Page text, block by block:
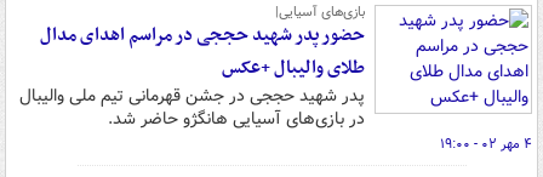
بازی‌های آسیایی|
حضور پدر شهید حججی در مراسم اهدای مدال
طلای والیبال +عکس
پدر شهید حججی در جشن قهرمانی تیم ملی والیبال
در بازی‌های آسیایی هانگژو حاضر شد.
۴ مهر ۰۲ - ۱۹:۰۰